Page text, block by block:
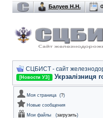
Балуев Н.Н.
СЦБИСТ - сайт
[Новости УЗ] Укрзалізниця
Моя страница (?)
Новые сообщения
Мои файлы
(загрузить)